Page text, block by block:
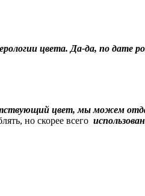
цвета. Да-да, по дате
цвет, мы можем
но скорее всего